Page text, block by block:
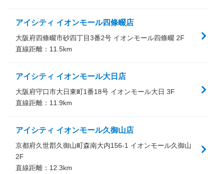
アイシティ イオンモール四條畷店
大阪府四條畷市砂四丁目3番2号 イオンモール四條畷 2F
直線距離： 11.5km
アイシティ イオンモール大日店
大阪府守口市大日東町1番18号 イオンモール大日 3F
直線距離： 11.9km
アイシティ イオンモール久御山店
京都府久世郡久御山町森南大内156-1 イオンモール久御山
2F
直線距離： 12.3km